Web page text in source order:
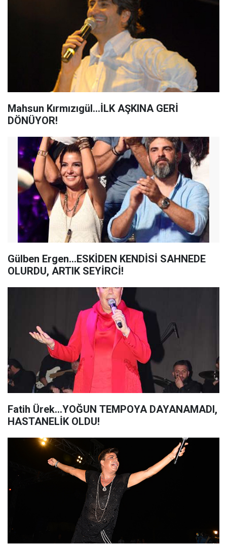
Mahsun Kırmızıgül...İLK AŞKINA GERİ
DÖNÜYOR!
Gülben Ergen...ESKİDEN KENDİSİ SAHNEDE
OLURDU, ARTIK SEYİRCİ!
Fatih Ürek...YOĞUN TEMPOYA DAYANAMADI,
HASTANELİK OLDU!